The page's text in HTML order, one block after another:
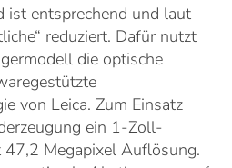
ist entsprechend und laut
reduziert. Dafür nutzt
die optische
von Leica. Zum Einsatz
ein 1-Zoll-
Megapixel Auflösung.